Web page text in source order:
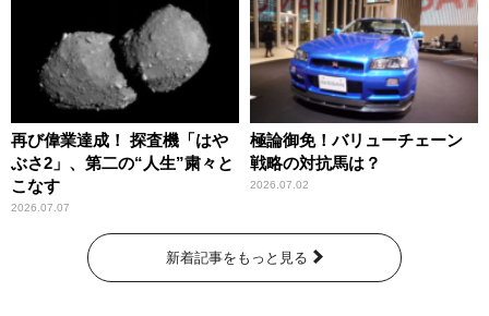
再び偉業達成！ 探査機「はや
ぶさ2」、第二の“人生”粛々と
こなす
2026.07.07
極論御免！バリューチェーン
戦略の対抗馬は？
2026.07.02
新着記事をもっと見る